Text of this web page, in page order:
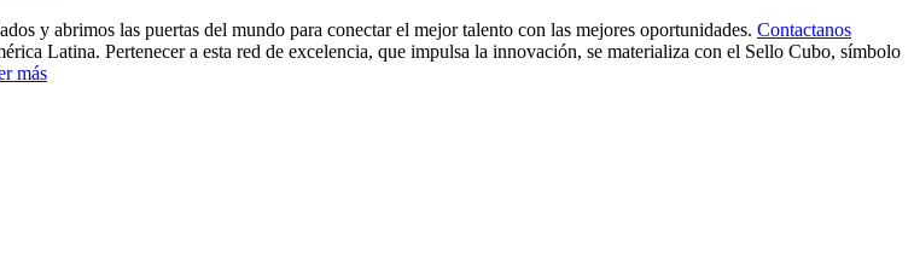
y abrimos las puertas del mundo para conectar el mejor talento con las mejores oportunidades. Contactanos
Latina. Pertenecer a esta red de excelencia, que impulsa la innovación, se materializa con el Sello Cubo, símbolo
más